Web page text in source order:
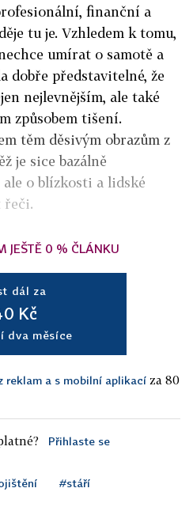
finanční a
tu je. Vzhledem k tomu,
umírat o samotě a
dobře představitelné, že
nejlevnějším, ale také
způsobem tišení.
těm děsivým obrazům z
je sice bazálně
o blízkosti a lidské
řeči.
JEŠTĚ 0 % ČLÁNKU
dál za
Kč
dva měsíce
reklam a s mobilní aplikací za 80
Přihlaste se
#stáří